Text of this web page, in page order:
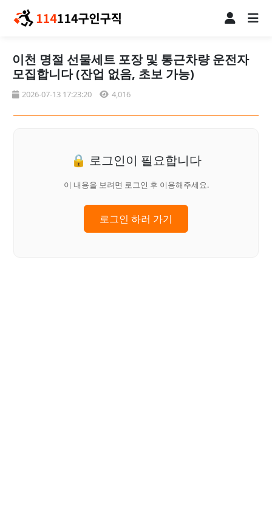
이천 명절 선물세트 포장 및 통근차량 운전자
모집합니다 (잔업 없음, 초보 가능)
2026-07-13 17:23:20 4,016
🔒 로그인이 필요합니다
이 내용을 보려면 로그인 후 이용해주세요.
로그인 하러 가기